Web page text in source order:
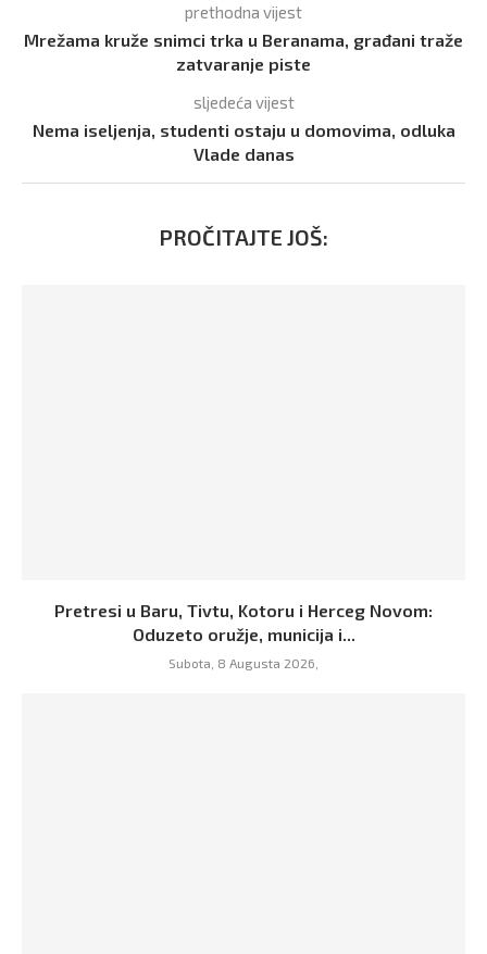
prethodna vijest
Mrežama kruže snimci trka u Beranama, građani traže
zatvaranje piste
sljedeća vijest
Nema iseljenja, studenti ostaju u domovima, odluka
Vlade danas
PROČITAJTE JOŠ:
Pretresi u Baru, Tivtu, Kotoru i Herceg Novom:
Oduzeto oružje, municija i...
Subota, 8 Augusta 2026,